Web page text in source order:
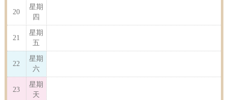
20
星期
四
21
星期
五
22
星期
六
23
星期
天